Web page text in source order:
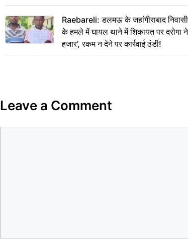
Raebareli: डलमऊ के जहांगीराबाद
के हमले में घायल थाने में शिकायत पर दरोगा
हजार’, रकम न देने पर कार्रवाई ठंडी!
Leave a Comment